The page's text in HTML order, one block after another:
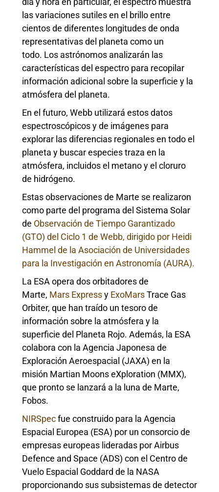
las variaciones sutiles en el brillo entre
cientos de diferentes longitudes de onda
representativas del planeta como un
todo. Los astrónomos analizarán las
características del espectro para recopilar
información adicional sobre la superficie y la
atmósfera del planeta.
En el futuro, Webb utilizará estos datos
espectroscópicos y de imágenes para
explorar las diferencias regionales en todo el
planeta y buscar especies traza en la
atmósfera, incluidos el metano y el cloruro
de hidrógeno.
Estas observaciones de Marte se realizaron
como parte del programa del Sistema Solar
de Observación de Tiempo Garantizado
(GTO) del Ciclo 1 de Webb, dirigido por Heidi
Hammel de la Asociación de Universidades
para la Investigación en Astronomía (AURA).
La ESA opera dos orbitadores de
Marte, Mars Expressy ExoMarsTrace Gas
Orbiter, que han traído un tesoro de
información sobre la atmósfera y la
superficie del Planeta Rojo. Además, la ESA
colabora con la Agencia Japonesa de
Exploración Aeroespacial (JAXA) en la
misión Martian Moons eXploration (MMX),
que pronto se lanzará a la luna de Marte,
Fobos.
NIRSpecfue construido para la Agencia
Espacial Europea (ESA) por un consorcio de
empresas europeas lideradas por Airbus
Defence and Space (ADS) con el Centro de
Vuelo Espacial Goddard de la NASA
proporcionando sus subsistemas de detector